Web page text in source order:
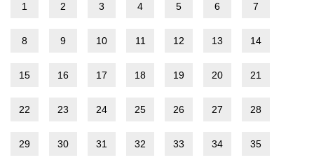
1 2 3 4 5 6 7
8 9 10 11 12 13 14
15 16 17 18 19 20 21
22 23 24 25 26 27 28
29 30 31 32 33 34 35